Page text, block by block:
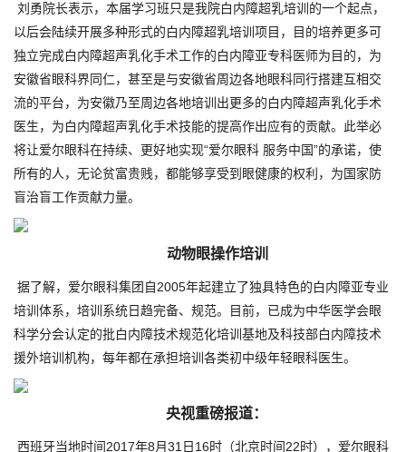
刘勇院长表示，本届学习班只是我院白内障超乳培训的一个起点，
以后会陆续开展多种形式的白内障超乳培训项目，目的培养更多可
独立完成白内障超声乳化手术工作的白内障亚专科医师为目的，为
安徽省眼科界同仁，甚至是与安徽省周边各地眼科同行搭建互相交
流的平台，为安徽乃至周边各地培训出更多的白内障超声乳化手术
医生，为白内障超声乳化手术技能的提高作出应有的贡献。此举必
将让爱尔眼科在持续、更好地实现“爱尔眼科 服务中国”的承诺，使
所有的人，无论贫富贵贱，都能够享受到眼健康的权利，为国家防
盲治盲工作贡献力量。
动物眼操作培训
据了解，爱尔眼科集团自2005年起建立了独具特色的白内障亚专业
培训体系，培训系统日趋完备、规范。目前，已成为中华医学会眼
科学分会认定的批白内障技术规范化培训基地及科技部白内障技术
援外培训机构，每年都在承担培训各类初中级年轻眼科医生。
央视重磅报道：
西班牙当地时间2017年8月31日16时（北京时间22时），爱尔眼科